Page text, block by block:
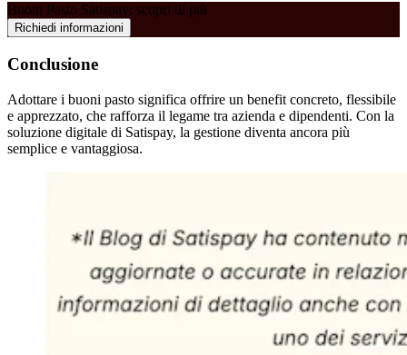
Buoni Pasto Satispay: scopri di più
Richiedi informazioni
Conclusione
Adottare i buoni pasto significa offrire un benefit concreto, flessibile
e apprezzato, che rafforza il legame tra azienda e dipendenti. Con la
soluzione digitale di Satispay, la gestione diventa ancora più
semplice e vantaggiosa.